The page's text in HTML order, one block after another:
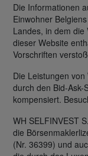
Die Informationen
Einwohner
Landes, in dem
dieser Website
Vorschriften
Die Leistungen
durch den Bid-Ask-
kompensiert.
WH SELFINVEST
die
(Nr. 36399) und